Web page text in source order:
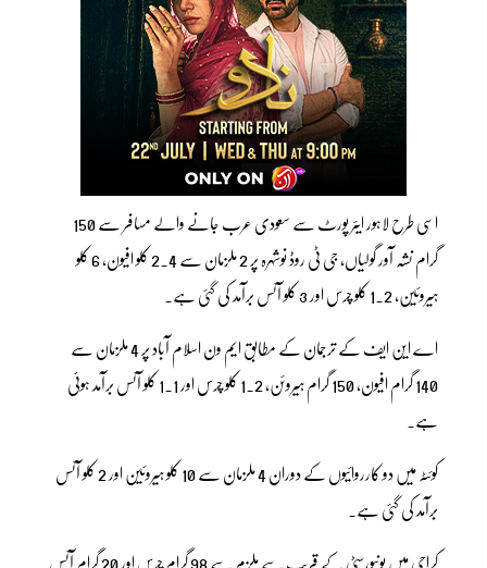
اسی طرح لاہور ایئر پورٹ سے سعودی عرب جانے والے مسافر سے 150
گرام نشہ آور گولیاں، جی ٹی روڈ نوشہرہ پر 2 ملزمان سے 2.4 کلو افیون، 6 کلو
ہیروئین، 1.2 کلو چرس اور 3 کلو آئس برآمد کی گئی ہے۔
اے این ایف کے ترجمان کے مطابق ایم ون اسلام آباد پر 4 ملزمان سے
140 گرام افیون، 150 گرام ہیروئن، 1.2 کلو چرس اور 1.1 کلو آئس برآمد ہوئی
ہے۔
کوئٹہ میں دو کارروائیوں کے دوران 4 ملزمان سے 10 کلو ہیروئین اور 2 کلو آئس
برآمد کی گئی ہے۔